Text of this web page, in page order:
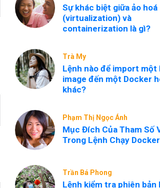
Sự khác biệt giữa ảo hoá
(virtualization) và
containerization là gì?
Trà My
Lệnh nào để import một
image đến một Docker
khác?
Phạm Thị Ngọc Ánh
Mục Đích Của Tham Số
Trong Lệnh Chạy
Trần Bá Phong
Lệnh kiểm tra phiên bản